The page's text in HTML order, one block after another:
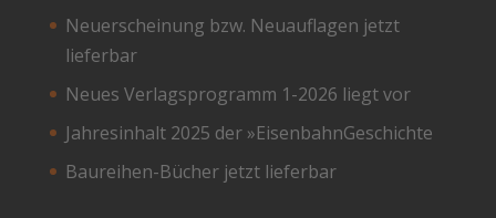
Neuerscheinung bzw. Neuauflagen jetzt
lieferbar
Neues Verlagsprogramm 1-2026 liegt vor
Jahresinhalt 2025 der »EisenbahnGeschichte
Baureihen-Bücher jetzt lieferbar